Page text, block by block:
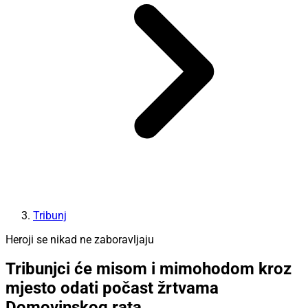
Tribunj
Heroji se nikad ne zaboravljaju
Tribunjci će misom i mimohodom kroz
mjesto odati počast žrtvama